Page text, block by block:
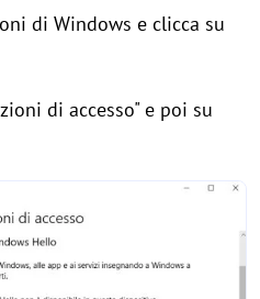
di Windows e clicca su
di accesso" e poi su